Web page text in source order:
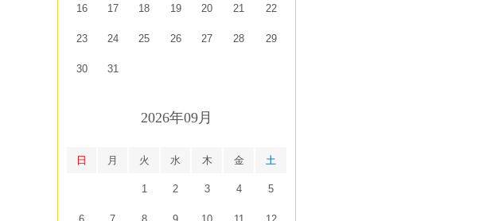
16 17 18 19 20 21 22
23 24 25 26 27 28 29
30 31
2026年09月
日 月 火 水 木 金 土
1 2 3 4 5